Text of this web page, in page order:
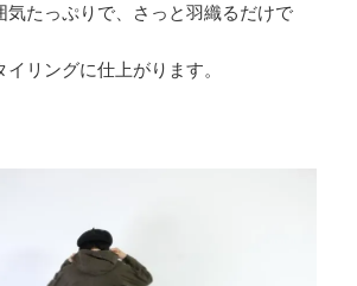
気たっぷりで、さっと羽織るだけで
リングに仕上がります。